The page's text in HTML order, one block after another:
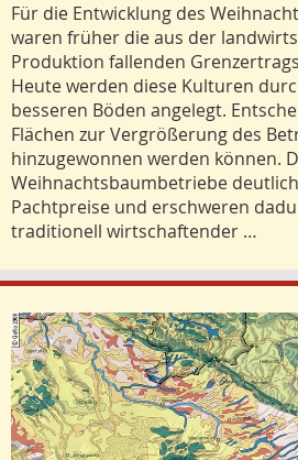
Für die Entwicklung des
waren früher die aus der
Produktion fallenden
Heute werden diese Kulturen
besseren Bö­den angelegt.
Flächen zur Vergrößerung des
hinzugewonnen werden können.
Weihnachtsbaumbetriebe
Pachtpreise und erschweren
traditionell wirtschaftender …